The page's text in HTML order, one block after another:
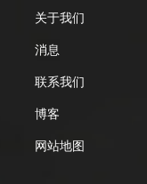
关于我们
消息
联系我们
博客
网站地图